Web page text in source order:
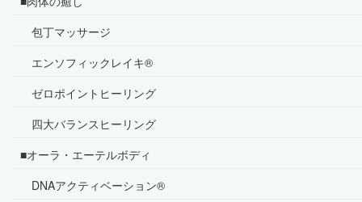
包丁マッサージ
エンソフィックレイキ®
ゼロポイントヒーリング
四大バランスヒーリング
■オーラ・エーテルボディ
DNAアクティベーション®